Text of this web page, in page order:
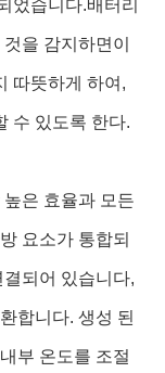
었습니다.배터리
을 감지하면이
따뜻하게 하여,
수 있도록 한다.
은 효율과 모든
요소가 통합되
되어 있습니다,
합니다. 생성 된
부 온도를 조절